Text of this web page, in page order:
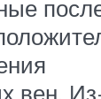
вен.